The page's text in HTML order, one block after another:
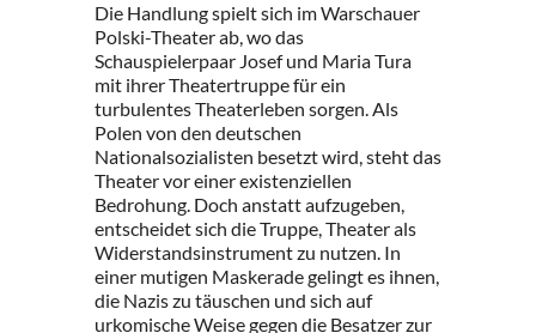
Die Handlung spielt sich im Warschauer
Polski-Theater ab, wo das
Schauspielerpaar Josef und Maria Tura
mit ihrer Theatertruppe für ein
turbulentes Theaterleben sorgen. Als
Polen von den deutschen
Nationalsozialisten besetzt wird, steht das
Theater vor einer existenziellen
Bedrohung. Doch anstatt aufzugeben,
entscheidet sich die Truppe, Theater als
Widerstandsinstrument zu nutzen. In
einer mutigen Maskerade gelingt es ihnen,
die Nazis zu täuschen und sich auf
urkomische Weise gegen die Besatzer zur